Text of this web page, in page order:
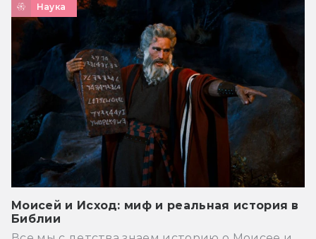
Наука
Моисей и Исход: миф и реальная история в
Библии